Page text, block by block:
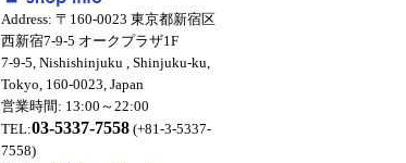
Address: 〒160-0023 東京都新宿区
西新宿7-9-5 オークプラザ1F
7-9-5, Nishishinjuku , Shinjuku-ku,
Tokyo, 160-0023, Japan
営業時間: 13:00～22:00
TEL:03-5337-7558 (+81-3-5337-
7558)